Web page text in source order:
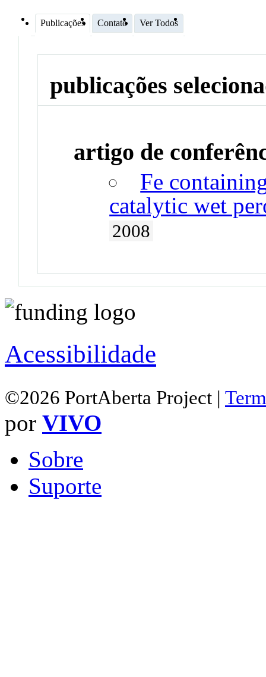
Publicações Contato Ver Todos
publicações
artigo de
Fe
catalytic wet
2008
Acessibilidade
©2026 PortAberta Project |
por VIVO
Sobre
Suporte